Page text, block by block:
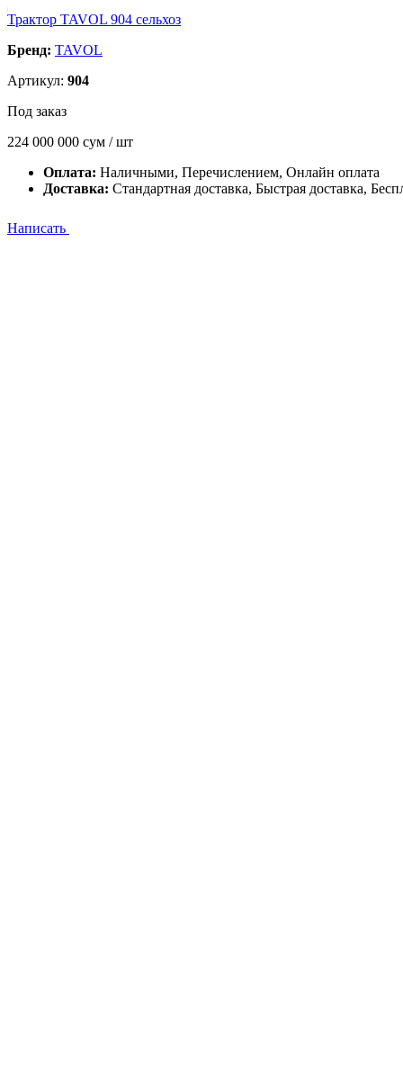
Трактор TAVOL 904 сельхоз
Бренд: TAVOL
Артикул: 904
Под заказ
224 000 000 сум / шт
Оплата: Наличными, Перечислением, Онлайн оплата
Доставка: Стандартная доставка, Быстрая доставка,
Написать